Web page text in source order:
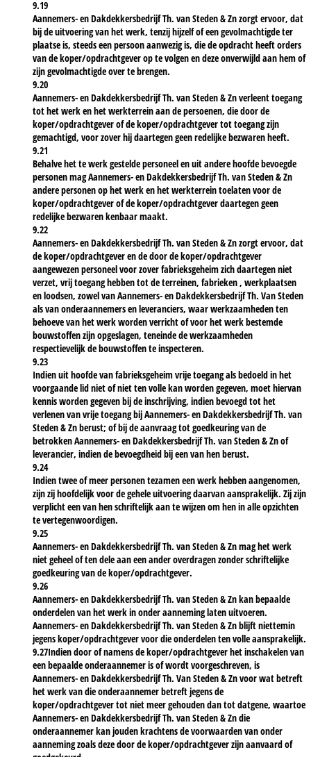
9.19
Aannemers- en Dakdekkersbedrijf Th. van Steden & Zn zorgt ervoor, dat
bij de uitvoering van het werk, tenzij hijzelf of een gevolmachtigde ter
plaatse is, steeds een persoon aanwezig is, die de opdracht heeft orders
van de koper/opdrachtgever op te volgen en deze onverwijld aan hem of
zijn gevolmachtigde over te brengen.
9.20
Aannemers- en Dakdekkersbedrijf Th. van Steden & Zn verleent toegang
tot het werk en het werkterrein aan de persoenen, die door de
koper/opdrachtgever of de koper/opdrachtgever tot toegang zijn
gemachtigd, voor zover hij daartegen geen redelijke bezwaren heeft.
9.21
Behalve het te werk gestelde personeel en uit andere hoofde bevoegde
personen mag Aannemers- en Dakdekkersbedrijf Th. van Steden & Zn
andere personen op het werk en het werkterrein toelaten voor de
koper/opdrachtgever of de koper/opdrachtgever daartegen geen
redelijke bezwaren kenbaar maakt.
9.22
Aannemers- en Dakdekkersbedrijf Th. van Steden & Zn zorgt ervoor, dat
de koper/opdrachtgever en de door de koper/opdrachtgever
aangewezen personeel voor zover fabrieksgeheim zich daartegen niet
verzet, vrij toegang hebben tot de terreinen, fabrieken , werkplaatsen
en loodsen, zowel van Aannemers- en Dakdekkersbedrijf Th. Van Steden
als van onderaannemers en leveranciers, waar werkzaamheden ten
behoeve van het werk worden verricht of voor het werk bestemde
bouwstoffen zijn opgeslagen, teneinde de werkzaamheden
respectievelijk de bouwstoffen te inspecteren.
9.23
Indien uit hoofde van fabrieksgeheim vrije toegang als bedoeld in het
voorgaande lid niet of niet ten volle kan worden gegeven, moet hiervan
kennis worden gegeven bij de inschrijving, indien bevoegd tot het
verlenen van vrije toegang bij Aannemers- en Dakdekkersbedrijf Th. van
Steden & Zn berust; of bij de aanvraag tot goedkeuring van de
betrokken Aannemers- en Dakdekkersbedrijf Th. van Steden & Zn of
leverancier, indien de bevoegdheid bij een van hen berust.
9.24
Indien twee of meer personen tezamen een werk hebben aangenomen,
zijn zij hoofdelijk voor de gehele uitvoering daarvan aansprakelijk. Zij zijn
verplicht een van hen schriftelijk aan te wijzen om hen in alle opzichten
te vertegenwoordigen.
9.25
Aannemers- en Dakdekkersbedrijf Th. van Steden & Zn mag het werk
niet geheel of ten dele aan een ander overdragen zonder schriftelijke
goedkeuring van de koper/opdrachtgever.
9.26
Aannemers- en Dakdekkersbedrijf Th. van Steden & Zn kan bepaalde
onderdelen van het werk in onder aanneming laten uitvoeren.
Aannemers- en Dakdekkersbedrijf Th. van Steden & Zn blijft niettemin
jegens koper/opdrachtgever voor die onderdelen ten volle aansprakelijk.
9.27Indien door of namens de koper/opdrachtgever het inschakelen van
een bepaalde onderaannemer is of wordt voorgeschreven, is
Aannemers- en Dakdekkersbedrijf Th. Van Steden & Zn voor wat betreft
het werk van die onderaannemer betreft jegens de
koper/opdrachtgever tot niet meer gehouden dan tot datgene, waartoe
Aannemers- en Dakdekkersbedrijf Th. van Steden & Zn die
onderaannemer kan jouden krachtens de voorwaarden van onder
aanneming zoals deze door de koper/opdrachtgever zijn aanvaard of